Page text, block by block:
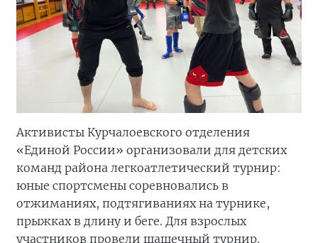
Активисты Курчалоевского отделения
«Единой России» организовали для детских
команд района легкоатлетический турнир:
юные спортсмены соревновались в
отжиманиях, подтягиваниях на турнике,
прыжках в длину и беге. Для взрослых
участников провели шашечный турнир.